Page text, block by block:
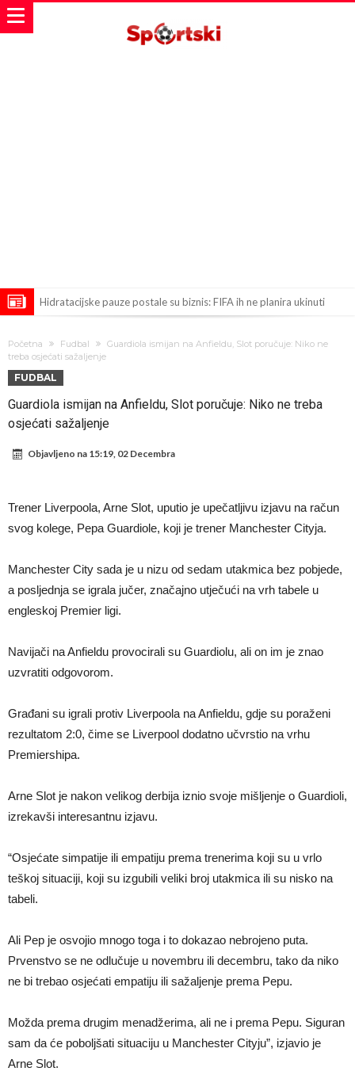
Hidratacijske pauze postale su biznis: FIFA ih ne planira ukinuti
Atletika?!
Ovo se Novaku nikad nije dešavalo: Sinner i Alcaraz odustaju, a
Zverev se odmah “raspao”
Infantino imao ljubavnicu: Isplivale skandalozne informacije, dobila je
novac od UEFA
Mourinho uvodi strogu disciplinu u Real Madrid. Ovo su tri nova
Mudrik se vratio na teren nakon više od 600 dana. Odmah ide na
Početna Fudbal
Guardiola ismijan na Anfieldu, Slot poručuje: Niko ne
treba osjećati sažaljenje
FUDBAL
Guardiola ismijan na Anfieldu, Slot poručuje: Niko ne treba
osjećati sažaljenje
Objavljeno na 15:19, 02 Decembra
Trener Liverpoola, Arne Slot, uputio je upečatljivu izjavu na račun
svog kolege, Pepa Guardiole, koji je trener Manchester Cityja.
Manchester City sada je u nizu od sedam utakmica bez pobjede,
a posljednja se igrala jučer, značajno utječući na vrh tabele u
engleskoj Premier ligi.
Navijači na Anfieldu provocirali su Guardiolu, ali on im je znao
uzvratiti odgovorom.
Građani su igrali protiv Liverpoola na Anfieldu, gdje su poraženi
rezultatom 2:0, čime se Liverpool dodatno učvrstio na vrhu
Premiershipa.
Arne Slot je nakon velikog derbija iznio svoje mišljenje o Guardioli,
izrekavši interesantnu izjavu.
“Osjećate simpatije ili empatiju prema trenerima koji su u vrlo
teškoj situaciji, koji su izgubili veliki broj utakmica ili su nisko na
tabeli.
Ali Pep je osvojio mnogo toga i to dokazao nebrojeno puta.
Prvenstvo se ne odlučuje u novembru ili decembru, tako da niko
ne bi trebao osjećati empatiju ili sažaljenje prema Pepu.
Možda prema drugim menadžerima, ali ne i prema Pepu. Siguran
sam da će poboljšati situaciju u Manchester Cityju”, izjavio je
Arne Slot.